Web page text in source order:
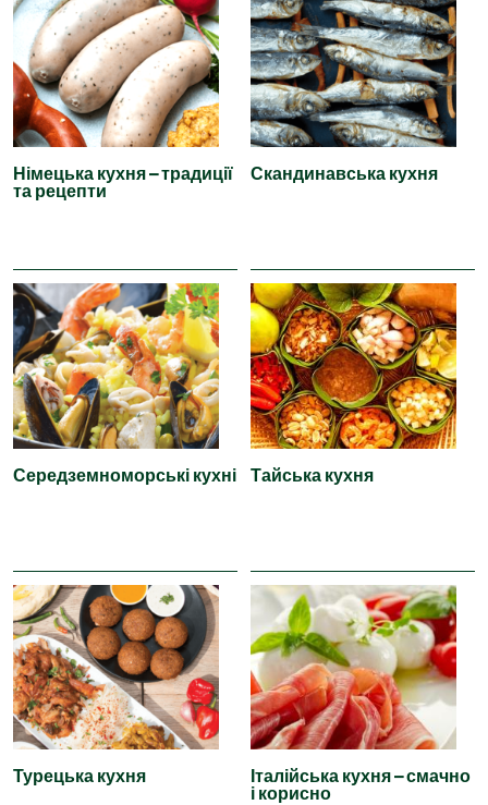
Німецька кухня – традиції
та рецепти
Скандинавська кухня
Середземноморські кухні Тайська кухня
Турецька кухня Італійська кухня – смачно
і корисно